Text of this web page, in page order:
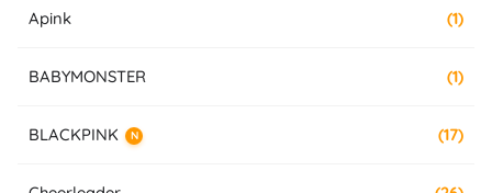
Apink (1)
BABYMONSTER (1)
BLACKPINK N (17)